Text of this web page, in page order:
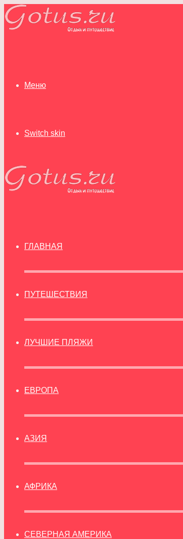
Меню
Switch skin
ГЛАВНАЯ
ПУТЕШЕСТВИЯ
ЛУЧШИЕ ПЛЯЖИ
ЕВРОПА
АЗИЯ
АФРИКА
СЕВЕРНАЯ АМЕРИКА